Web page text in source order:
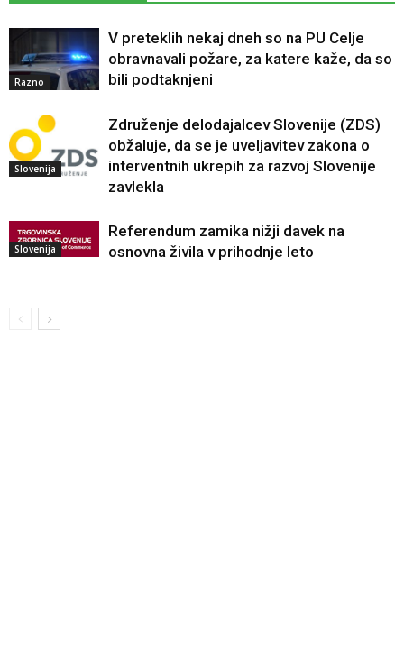
Razno
V preteklih nekaj dneh so na PU Celje
obravnavali požare, za katere kaže, da so
bili podtaknjeni
Slovenija
Združenje delodajalcev Slovenije (ZDS)
obžaluje, da se je uveljavitev zakona o
interventnih ukrepih za razvoj Slovenije
zavlekla
Slovenija
Referendum zamika nižji davek na
osnovna živila v prihodnje leto